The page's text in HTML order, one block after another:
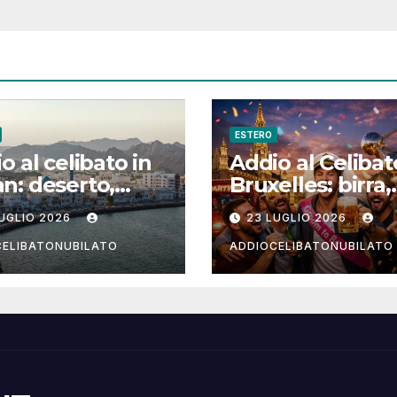
al celibato in
deserto,
e notti arabe
e
2026
ESTERO
Addio al
Bruxelles: birra,
cioccolato e vita
notturna per un
weekend
indimenticabile
23 LUGLIO 2026
ADDIOCELIBATONUBILATO